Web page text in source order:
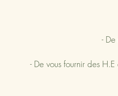
-
- De vous fournir des